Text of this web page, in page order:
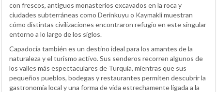
con frescos, antiguos monasterios excavados en la roca y
ciudades subterráneas como Derinkuyu o Kaymakli muestran
cómo distintas civilizaciones encontraron refugio en este singular
entorno a lo largo de los siglos.
Capadocia también es un destino ideal para los amantes de la
naturaleza y el turismo activo. Sus senderos recorren algunos de
los valles más espectaculares de Turquía, mientras que sus
pequeños pueblos, bodegas y restaurantes permiten descubrir la
gastronomía local y una forma de vida estrechamente ligada a la